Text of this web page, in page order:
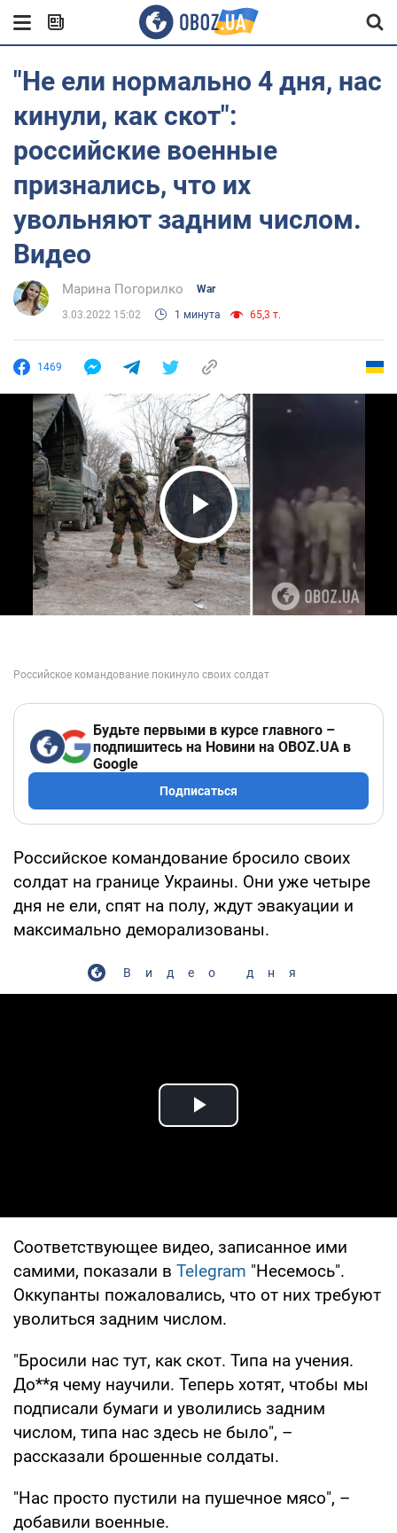
"Не ели нормально 4 дня, нас
кинули, как скот":
российские военные
признались, что их
увольняют задним числом.
Видео
Марина Погорилко War
3.03.2022 15:02 1 минута 65,3 т.
1469
Play Video
Будьте первыми в курсе главного –
подпишитесь на Новини на OBOZ.UA в
Google
Подписаться
Российское командование бросило своих
солдат на границе Украины. Они уже четыре
дня не ели, спят на полу, ждут эвакуации и
максимально деморализованы.
Видео дня
Play Video
Соответствующее видео, записанное ими
самими, показали в Telegram "Несемось".
Оккупанты пожаловались, что от них требуют
уволиться задним числом.
"Бросили нас тут, как скот. Типа на учения.
До**я чему научили. Теперь хотят, чтобы мы
подписали бумаги и уволились задним
числом, типа нас здесь не было", –
рассказали брошенные солдаты.
"Нас просто пустили на пушечное мясо", –
добавили военные.